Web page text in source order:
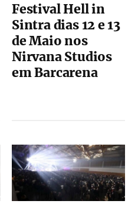
Festival Hell in
Sintra dias 12 e 13
de Maio nos
Nirvana Studios
em Barcarena